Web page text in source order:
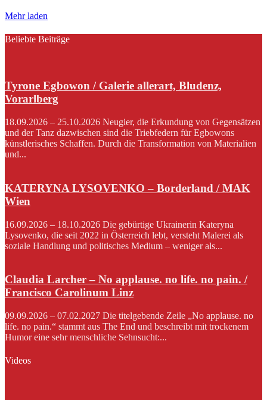
Mehr laden
Beliebte Beiträge
Tyrone Egbowon / Galerie allerart, Bludenz,
Vorarlberg
18.09.2026 – 25.10.2026 Neugier, die Erkundung von Gegensätzen
und der Tanz dazwischen sind die Triebfedern für Egbowons
künstlerisches Schaffen. Durch die Transformation von Materialien
und...
KATERYNA LYSOVENKO – Borderland / MAK
Wien
16.09.2026 – 18.10.2026 Die gebürtige Ukrainerin Kateryna
Lysovenko, die seit 2022 in Österreich lebt, versteht Malerei als
soziale Handlung und politisches Medium – weniger als...
Claudia Larcher – No applause. no life. no pain. /
Francisco Carolinum Linz
09.09.2026 – 07.02.2027 Die titelgebende Zeile „No applause. no
life. no pain.“ stammt aus The End und beschreibt mit trockenem
Humor eine sehr menschliche Sehnsucht:...
Videos